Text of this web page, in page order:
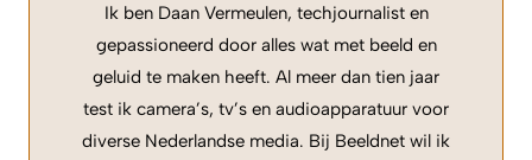
Ik ben Daan Vermeulen, techjournalist en
gepassioneerd door alles wat met beeld en
geluid te maken heeft. Al meer dan tien jaar
test ik camera’s, tv’s en audioapparatuur voor
diverse Nederlandse media. Bij Beeldnet wil ik